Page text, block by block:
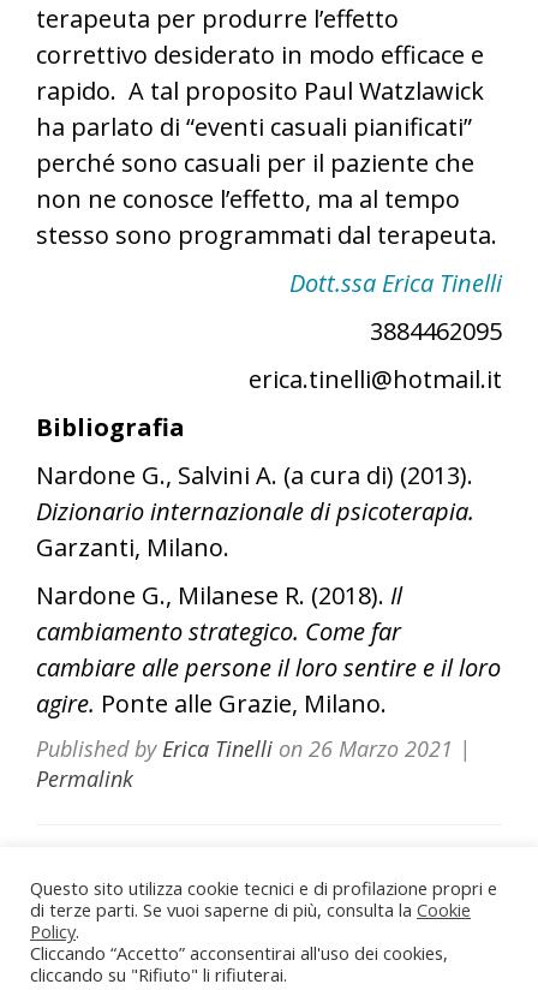
terapeuta per produrre l’effetto
correttivo desiderato in modo efficace e
rapido. A tal proposito Paul Watzlawick
ha parlato di “eventi casuali pianificati”
perché sono casuali per il paziente che
non ne conosce l’effetto, ma al tempo
stesso sono programmati dal terapeuta.
Dott.ssa Erica Tinelli
3884462095
erica.tinelli@hotmail.it
Bibliografia
Nardone G., Salvini A. (a cura di) (2013).
Dizionario internazionale di psicoterapia.
Garzanti, Milano.
Nardone G., Milanese R. (2018). Il
cambiamento strategico. Come far
cambiare alle persone il loro sentire e il loro
agire. Ponte alle Grazie, Milano.
Published byErica Tinelli on 26 Marzo 2021 |
Permalink
Dott.ssa Erica Tinelli Psicologa
Partita IVA: 02211710567
Iscrizione Albo Psicologi del Lazio n. 22166
Questo sito utilizza cookie tecnici e di profilazione propri e
di terze parti. Se vuoi saperne di più, consulta la Cookie
Policy.
Cliccando “Accetto” acconsentirai all'uso dei cookies,
cliccando su "Rifiuto" li rifiuterai.